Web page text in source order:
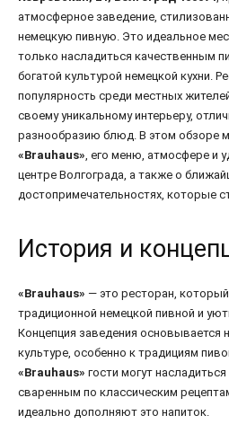
атмосферное заведение,
немецкую пивную. Это идеальное
только насладиться качественным
богатой культурой немецкой кухни.
популярность среди местных
своему уникальному интерьеру,
разнообразию блюд. В этом обзоре
«Brauhaus», его меню, атмосфере и
центре Волгограда, а также о
достопримечательностях, которые
История и
«Brauhaus» — это ресторан,
традиционной немецкой пивной и
Концепция заведения основывается
культуре, особенно к традициям
«Brauhaus» гости могут
сваренным по классическим
идеально дополняют это напиток.